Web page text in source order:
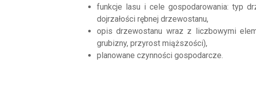
funkcje lasu i cele gospodarowania: typ
dojrzałości rębnej drzewostanu,
opis drzewostanu wraz z liczbowymi
grubizny, przyrost miąższości),
planowane czynności gospodarcze.